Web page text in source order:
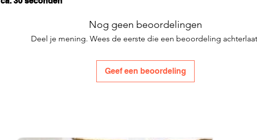
Nog geen beoordelingen
Deel je mening. Wees de eerste die een beoordeling
Geef een beoordeling